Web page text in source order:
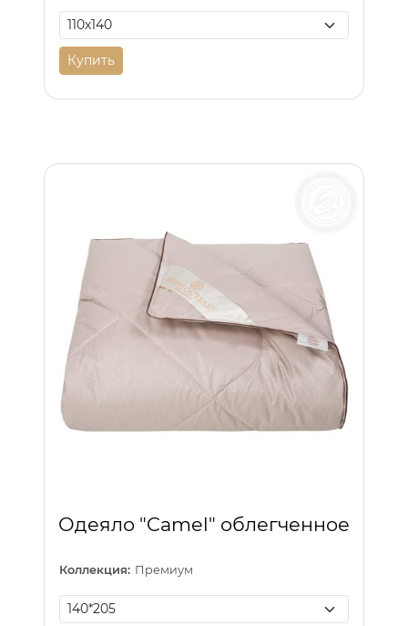
Купить
Одеяло "Camel" облегченное
Коллекция: Премиум